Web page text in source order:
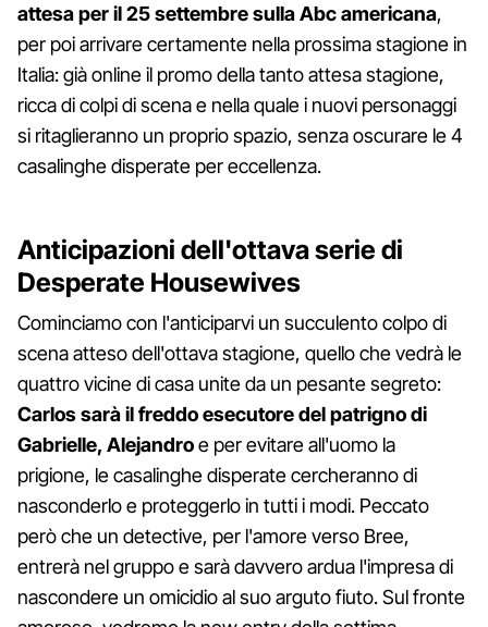
attesa per il 25 settembre sulla Abc americana,
per poi arrivare certamente nella prossima stagione in
Italia: già online il promo della tanto attesa stagione,
ricca di colpi di scena e nella quale i nuovi personaggi
si ritaglieranno un proprio spazio, senza oscurare le 4
casalinghe disperate per eccellenza.
Anticipazioni dell'ottava serie di
Desperate Housewives
Cominciamo con l'anticiparvi un succulento colpo di
scena atteso dell'ottava stagione, quello che vedrà le
quattro vicine di casa unite da un pesante segreto:
Carlos sarà il freddo esecutore del patrigno di
Gabrielle, Alejandroe per evitare all'uomo la
prigione, le casalinghe disperate cercheranno di
nasconderlo e proteggerlo in tutti i modi. Peccato
però che un detective, per l'amore verso Bree,
entrerà nel gruppo e sarà davvero ardua l'impresa di
nascondere un omicidio al suo arguto fiuto. Sul fronte